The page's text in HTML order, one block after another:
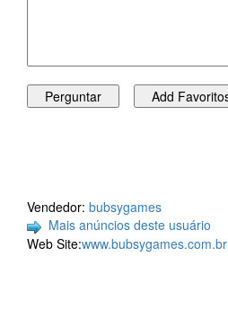
Vendedor: bubsygames
Mais anúncios deste usuário
Web Site:www.bubsygames.com.br